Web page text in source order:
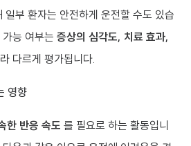
일부 환자는 안전하게 운전할 수도 있습
능 여부는 증상의 심각도, 치료 효과,
다르게 평가됩니다.
영향
한 반응 속도 를 필요로 하는 활동입니